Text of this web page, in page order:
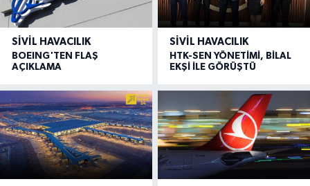
SIVIL HAVACILIK
BOEING'TEN FLAŞ
AÇIKLAMA
SIVIL HAVACILIK
HTK-SEN YÖNETİMİ, BİLAL
EKŞİ İLE GÖRÜŞTÜ